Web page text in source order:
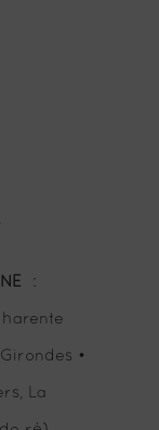
:
•
La